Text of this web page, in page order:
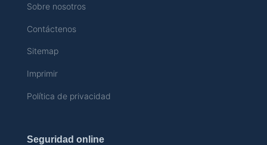
Sobre nosotros
Contáctenos
Sitemap
Imprimir
Política de privacidad
Seguridad online